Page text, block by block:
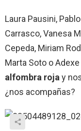
Laura Pausini,
Carrasco, Vanesa
Cepeda, Miriam
Marta Soto o
alfombra roja y
¿nos acompañas?